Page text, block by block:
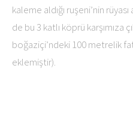
kaleme aldığı ruşeni’nin
de bu 3 katlı köprü karşımıza
boğaziçi’ndeki 100 metrelik
eklemiştir).